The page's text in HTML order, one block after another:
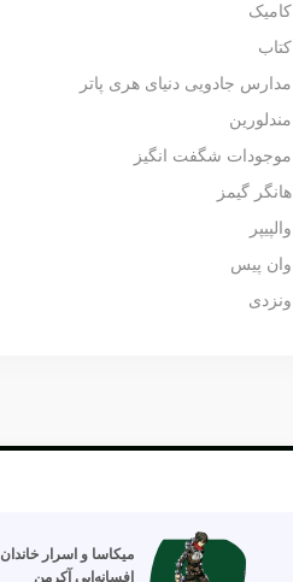
کامیک
کتاب
مدارس جادویی دنیای هری پاتر
مندلورین
موجودات شگفت انگیز
هانگر گیمز
والپیپر
وان پیس
ونزدی
میکاسا و اسرار خاندان
افسانه‌ایی آکرمن